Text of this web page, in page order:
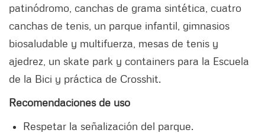
patinódromo, canchas de grama sintética, cuatro
canchas de tenis, un parque infantil, gimnasios
biosaludable y multifuerza, mesas de tenis y
ajedrez, un skate park y containers para la Escuela
de la Bici y práctica de Crosshit.
Recomendaciones de uso
Respetar la señalización del parque.